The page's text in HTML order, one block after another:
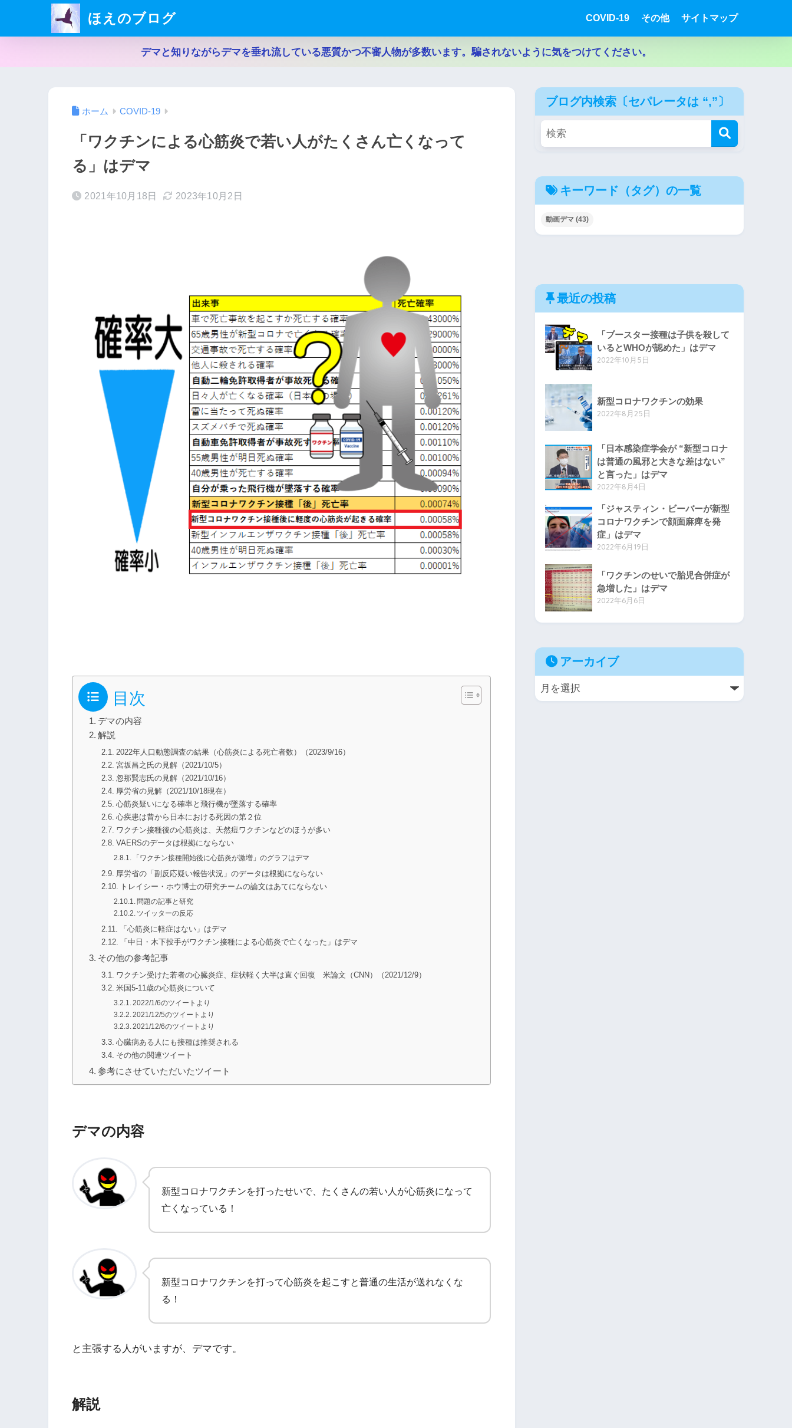
ほえのブログ COVID-19 その他 サイトマップ
デマと知りながらデマを垂れ流している悪質かつ不審人物が多数います。騙されないように気をつけてください。
ホーム COVID-19
「ワクチンによる心筋炎で若い人がたくさん亡くなって
る」はデマ
2021年10月18日 2023年10月2日
目次
デマの内容
解説
2022年人口動態調査の結果（心筋炎による死亡者数）（2023/9/16）
宮坂昌之氏の見解（2021/10/5）
忽那賢志氏の見解（2021/10/16）
厚労省の見解（2021/10/18現在）
心筋炎疑いになる確率と飛行機が墜落する確率
心疾患は昔から日本における死因の第２位
ワクチン接種後の心筋炎は、天然痘ワクチンなどのほうが多い
VAERSのデータは根拠にならない
「ワクチン接種開始後に心筋炎が激増」のグラフはデマ
厚労省の「副反応疑い報告状況」のデータは根拠にならない
トレイシー・ホウ博士の研究チームの論文はあてにならない
問題の記事と研究
ツイッターの反応
「心筋炎に軽症はない」はデマ
「中日・木下投手がワクチン接種による心筋炎で亡くなった」はデマ
その他の参考記事
ワクチン受けた若者の心臓炎症、症状軽く大半は直ぐ回復 米論文（CNN）（2021/12/9）
米国5-11歳の心筋炎について
2022/1/6のツイートより
2021/12/5のツイートより
2021/12/6のツイートより
心臓病ある人にも接種は推奨される
その他の関連ツイート
参考にさせていただいたツイート
デマの内容
新型コロナワクチンを打ったせいで、たくさんの若い人が心筋炎になって
亡くなっている！
新型コロナワクチンを打って心筋炎を起こすと普通の生活が送れなくな
る！
と主張する人がいますが、デマです。
解説
ブログ内検索〔セパレータは “,”〕
キーワード（タグ）の一覧
動画デマ (43)
最近の投稿
「ブースター接種は子供を殺して
いるとWHOが認めた」はデマ
2022年10月5日
新型コロナワクチンの効果
2022年8月25日
「日本感染症学会が “新型コロナ
は普通の風邪と大きな差はない”
と言った」はデマ
2022年8月4日
「ジャスティン・ビーバーが新型
コロナワクチンで顔面麻痺を発
症」はデマ
2022年6月19日
「ワクチンのせいで胎児合併症が
急増した」はデマ
2022年6月6日
アーカイブ